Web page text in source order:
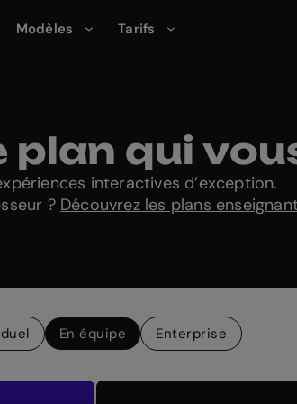
Modèles Tarifs
plan qui
interactives d’exception.
? Découvrez les plans
En équipe Enterprise